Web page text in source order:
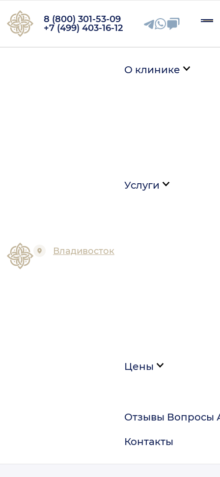
8 (800) 301-53-09
+7 (499) 403-16-12
Владивосток
О клинике
Услуги
Цены
Отзывы Вопросы
Контакты